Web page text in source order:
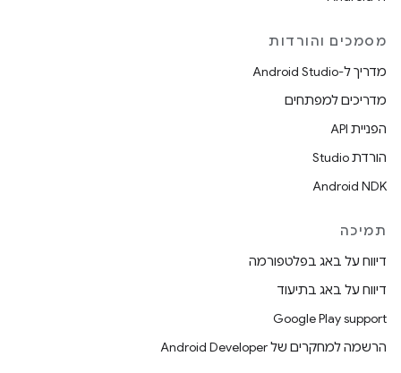
מסמכים והורדות
מדריך ל-Android Studio
מדריכים למפתחים
הפניית API
הורדת Studio
Android NDK
תמיכה
דיווח על באג בפלטפורמה
דיווח על באג בתיעוד
Google Play support
הרשמה למחקרים של Android Developer